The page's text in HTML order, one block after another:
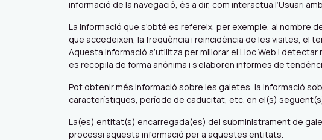
informació de la navegació, és a dir, com interactua l’Usuari
La informació que s’obté es refereix, per exemple, al nombre
que accedeixen, la freqüència i reincidència de les visites, el
Aquesta informació s’utilitza per millorar el Lloc Web i
es recopila de forma anònima i s’elaboren informes de
Pot obtenir més informació sobre les galetes, la informació
característiques, període de caducitat, etc. en el(s)
La(es) entitat(s) encarregada(es) del subministrament de
processi aquesta informació per a aquestes entitats.